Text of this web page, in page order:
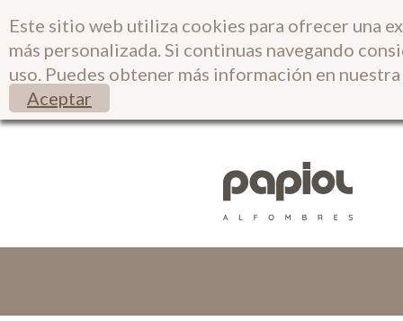
Este sitio web utiliza cookies para ofrecer una
más personalizada. Si continuas navegando
uso. Puedes obtener más información en nuestra
Aceptar